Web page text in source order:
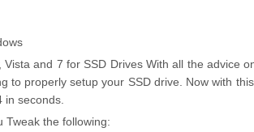
Vista and 7 for SSD Drives With all the advice
to properly setup your SSD drive. Now with
in seconds.
Tweak the following: